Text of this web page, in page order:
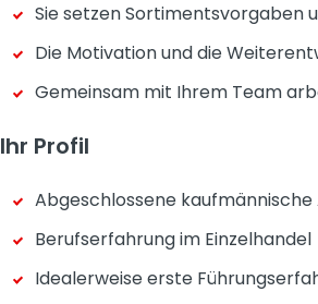
Sie setzen Sortimentsvorgaben
Die Motivation und die
Gemeinsam mit Ihrem Team
Ihr Profil
Abgeschlossene kaufmännische
Berufserfahrung im Einzelhandel
Idealerweise erste